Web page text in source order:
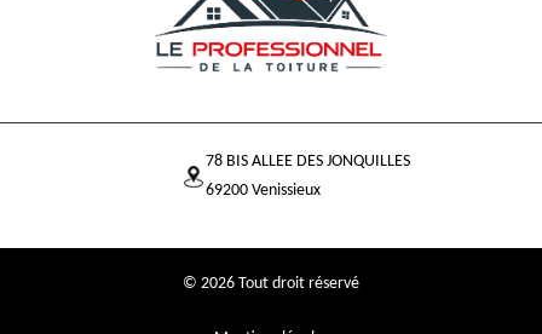
78 BIS ALLEE DES JONQUILLES
69200 Venissieux
© 2026 Tout droit réservé